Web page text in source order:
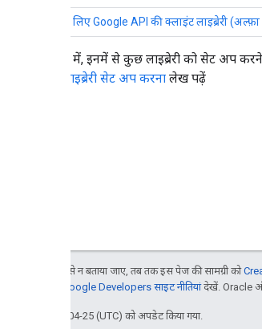
Ruby के लिए Google API की क्लाइंट लाइब्रेरी (अल्फ़ा
इस गाइड में, इनमें से कुछ लाइब्रेरी को सेट अप
क्लाइंट लाइब्रेरी सेट अप करना लेख पढ़ें
जब तक कुछ अलग से न बताया जाए, तब तक इस पेज की सामग्री को
Google Developers साइट नीतियांदेखें. Oracle
आखिरी बार 2026-04-25 (UTC) को अपडेट किया गया.